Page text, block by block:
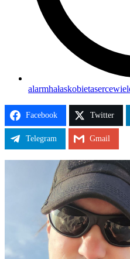
alarmhałaskobietaserce
Facebook Twitter
Telegram Gmail